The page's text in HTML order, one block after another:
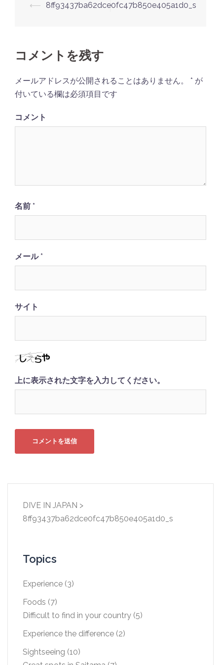
投
ビ
ー
シ
ョ
ン
⟵ 8ff93437ba62dce0fc47b850e405a1d0_s
コメントを残す
メールアドレスが公開されることはありません。 * が
付いている欄は必須項目です
コメント
名前 *
メール*
サイト
上に表示された文字を入力してください。
DIVE IN JAPAN >
8ff93437ba62dce0fc47b850e405a1d0_s
Topics
Experience (3)
Foods (7)
Difficult to find in your country (5)
Experience the difference (2)
Sightseeing (10)